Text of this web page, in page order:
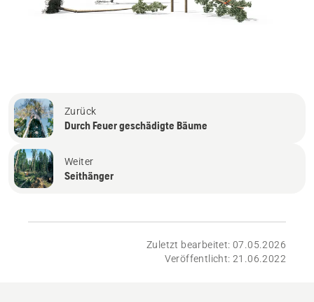
Zurück
Durch Feuer geschädigte Bäume
Weiter
Seithänger
Zuletzt bearbeitet: 07.05.2026
Veröffentlicht: 21.06.2022